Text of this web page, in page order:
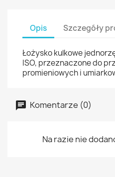
Opis Szczegóły
Łożysko kulkowe
ISO, przeznaczone do
promieniowych i
Komentarze (0)
Na razie nie